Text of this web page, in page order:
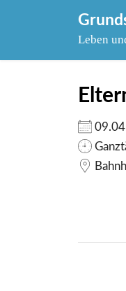
Leben